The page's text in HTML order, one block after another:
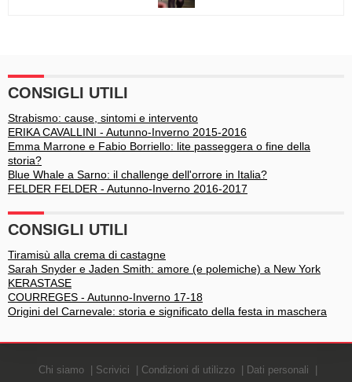
CONSIGLI UTILI
Strabismo: cause, sintomi e intervento
ERIKA CAVALLINI - Autunno-Inverno 2015-2016
Emma Marrone e Fabio Borriello: lite passeggera o fine della
storia?
Blue Whale a Sarno: il challenge dell'orrore in Italia?
FELDER FELDER - Autunno-Inverno 2016-2017
CONSIGLI UTILI
Tiramisù alla crema di castagne
Sarah Snyder e Jaden Smith: amore (e polemiche) a New York
KERASTASE
COURREGES - Autunno-Inverno 17-18
Origini del Carnevale: storia e significato della festa in maschera
Chi siamo Scrivici Condizioni di utilizzo Dati personali